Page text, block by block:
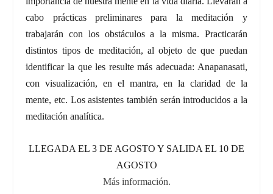
cabo prácticas preliminares para la meditación y
trabajarán con los obstáculos a la misma. Practicarán
distintos tipos de meditación, al objeto de que puedan
identificar la que les resulte más adecuada: Anapanasati,
con visualización, en el mantra, en la claridad de la
mente, etc. Los asistentes también serán introducidos a la
meditación analítica.
LLEGADA EL 3 DE AGOSTO Y SALIDA EL 10 DE
AGOSTO
Más información.